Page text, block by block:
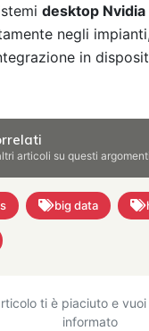
desktop Nvidia
negli
in
articoli su questi argomenti
big data
ti è piaciuto e
informato